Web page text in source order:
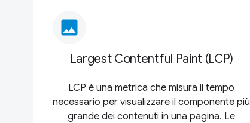
image
Largest Contentful Paint (LCP)
LCP è una metrica che misura il tempo
necessario per visualizzare il componente più
grande dei contenuti in una pagina. Le